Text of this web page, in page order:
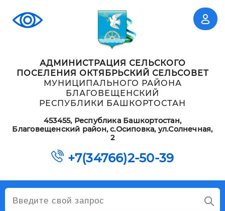
АДМИНИСТРАЦИЯ СЕЛЬСКОГО
ПОСЕЛЕНИЯ ОКТЯБРЬСКИЙ СЕЛЬСОВЕТ
МУНИЦИПАЛЬНОГО РАЙОНА
БЛАГОВЕЩЕНСКИЙ
РЕСПУБЛИКИ БАШКОРТОСТАН
453455, Республика Башкортостан,
Благовещенский район, с.Осиповка, ул.Солнечная,
2
+7(34766)2-50-39